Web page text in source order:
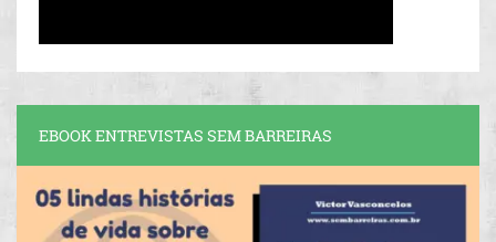
EBOOK ENTREVISTAS SEM BARREIRAS